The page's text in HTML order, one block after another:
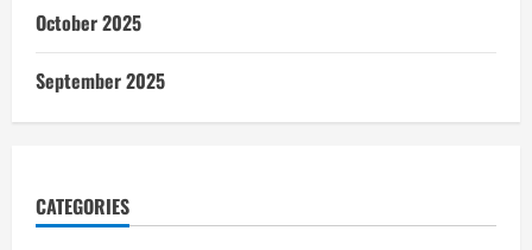
October 2025
September 2025
CATEGORIES